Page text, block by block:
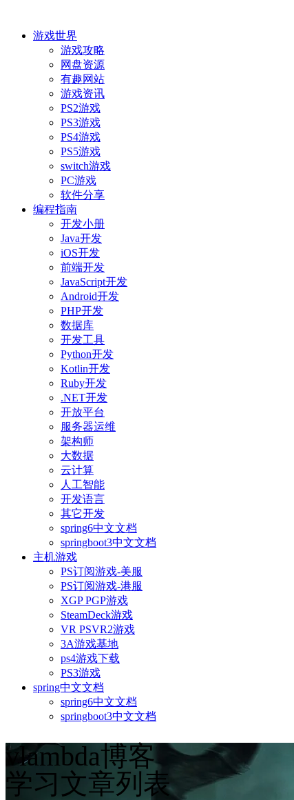
游戏世界
游戏攻略
网盘资源
有趣网站
游戏资讯
PS2游戏
PS3游戏
PS4游戏
PS5游戏
switch游戏
PC游戏
软件分享
编程指南
开发小册
Java开发
iOS开发
前端开发
JavaScript开发
Android开发
PHP开发
数据库
开发工具
Python开发
Kotlin开发
Ruby开发
.NET开发
开放平台
服务器运维
架构师
大数据
云计算
人工智能
开发语言
其它开发
spring6中文文档
springboot3中文文档
主机游戏
PS订阅游戏-美服
PS订阅游戏-港服
XGP PGP游戏
SteamDeck游戏
VR PSVR2游戏
3A游戏基地
ps4游戏下载
PS3游戏
spring中文文档
spring6中文文档
springboot3中文文档
vlambda博客
学习文章列表